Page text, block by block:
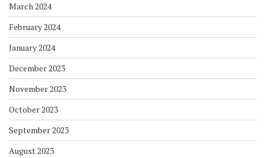
March 2024
February 2024
January 2024
December 2023
November 2023
October 2023
September 2023
August 2023